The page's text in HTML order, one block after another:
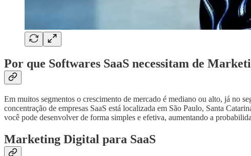
Por que Softwares SaaS necessitam de
Em muitos segmentos o crescimento de mercado é mediano ou alto, já no
concentração de empresas SaaS está localizada em São Paulo, Santa
você pode desenvolver de forma simples e efetiva, aumentando a
Marketing Digital para SaaS